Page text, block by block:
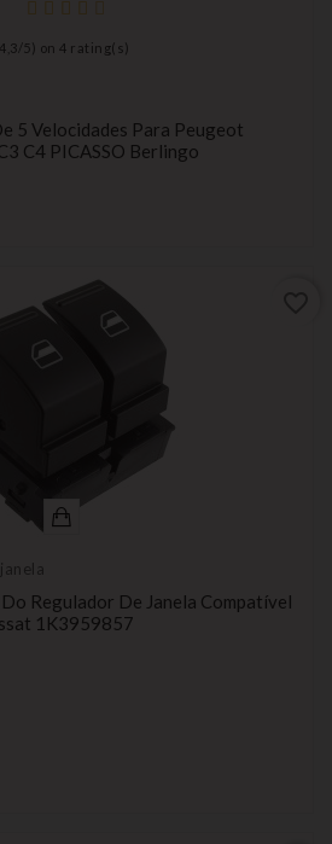
4,3 / 5) on 4 rating(s)
5 Velocidades Para Peugeot
C4 PICASSO Berlingo
Regulador De Janela Compatível
1K3959857